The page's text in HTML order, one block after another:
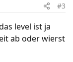
#3
level ist ja
ab oder wierst